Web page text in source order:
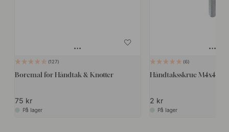
127
Boremal for Håndtak & Knotter
75 kr
På lager
6
Håndtaksskrue
2 kr
På lager